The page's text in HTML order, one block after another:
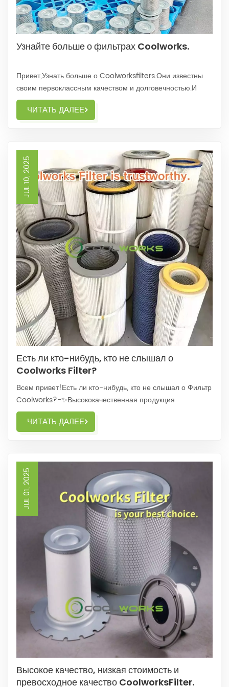
Узнайте больше о фильтрах Coolworks.
Привет,Узнать больше о Coolworksfilters.Они известны
своим первоклассным качеством и долговечностью.И
цена очень выгодная.-Независимо от того, нужна ли вам
пробная версия или долгосрочный выкуп,Фильтры
ЧИТАТЬ ДАЛЕЕ
JUL 10, 2025
Есть ли кто-нибудь, кто не слышал о
Coolworks Filter?
Всем привет!Есть ли кто-нибудь, кто не слышал о Фильтр
Coolworks?-✨Высококачественная продукция
Coolworks в низкие цены,Кто не любит такой практичный
фильтр?-✨С фильтром Coolworks,Вы можете получить
ЧИТАТЬ ДАЛЕЕ
JUL 01, 2025
Высокое качество, низкая стоимость и
превосходное качество CoolworksFilter.